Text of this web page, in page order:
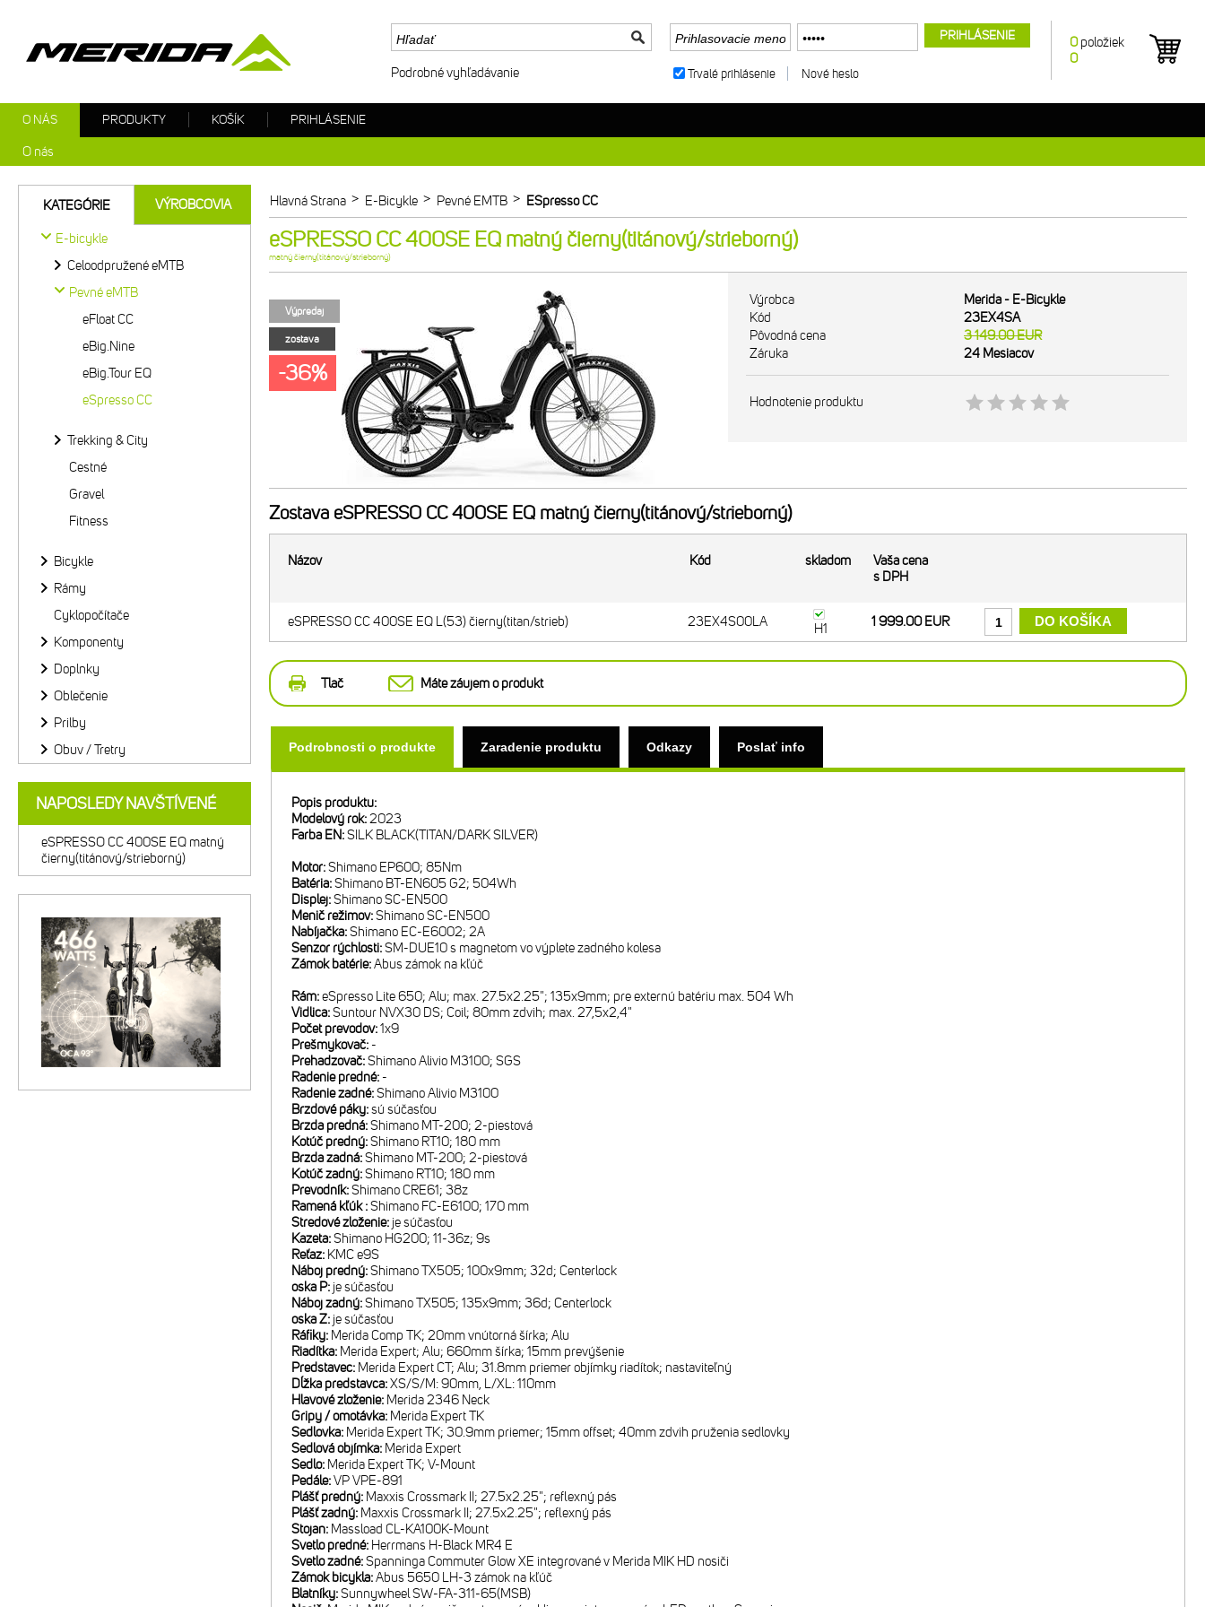
Hlavná Strana > E-Bicykle > Pevné EMTB > ESpresso CC
eSPRESSO CC 400SE EQ matný čierny(titánový/strieborný)
matný čierny(titánový/strieborný)
Výpredaj
zostava
-36%
Výrobca
Merida - E-Bicykle
Kód
23EX4SA
Pôvodná cena
3 149.00EUR
Záruka
24 Mesiacov
Hodnotenie produktu
Zostava eSPRESSO CC 400SE EQ matný čierny(titánový/strieborný)
Názov Kód skladom
Vaša cena
s DPH
eSPRESSO CC 400SE EQ L(53) čierny(titan/strieb) 23EX4S00LA H1 1 999.00 EUR
Tlač Máte záujem o produkt
Podrobnosti o produkte Zaradenie produktu Odkazy Poslať info
Popis produktu:
Modelový rok:2023
Farba EN:SILK BLACK(TITAN/DARK SILVER)
Motor:Shimano EP600; 85Nm
Batéria:Shimano BT-EN605 G2; 504Wh
Displej:Shimano SC-EN500
Menič režimov:Shimano SC-EN500
Nabíjačka:Shimano EC-E6002; 2A
Senzor rýchlosti:SM-DUE10 s magnetom vo výplete zadného kolesa
Zámok batérie:Abus zámok na kľúč
Rám:eSpresso Lite 650; Alu; max. 27.5x2.25"; 135x9mm; pre externú batériu max. 504 Wh
Vidlica:Suntour NVX30 DS; Coil; 80mm zdvih; max. 27,5x2,4"
Počet prevodov:1x9
Prešmykovač: -
Prehadzovač:Shimano Alivio M3100; SGS
Radenie predné: -
Radenie zadné:Shimano Alivio M3100
Brzdové páky:sú súčasťou
Brzda predná:Shimano MT-200; 2-piestová
Kotúč predný:Shimano RT10; 180 mm
Brzda zadná:Shimano MT-200; 2-piestová
Kotúč zadný:Shimano RT10; 180 mm
Prevodník:Shimano CRE61; 38z
Ramená kľúk :Shimano FC-E6100; 170 mm
Stredové zloženie: je súčasťou
Kazeta:Shimano HG200; 11-36z; 9s
Reťaz: KMC e9S
Náboj predný:Shimano TX505; 100x9mm; 32d; Centerlock
oska P: je súčasťou
Náboj zadný:Shimano TX505; 135x9mm; 36d; Centerlock
oska Z: je súčasťou
Ráfiky: Merida Comp TK; 20mm vnútorná šírka; Alu
Riadítka: Merida Expert; Alu; 660mm šírka; 15mm prevýšenie
Predstavec: Merida Expert CT; Alu; 31.8mm priemer objímky riadítok; nastaviteľný
Dĺžka predstavca:XS/S/M: 90mm, L/XL: 110mm
Hlavové zloženie: Merida 2346 Neck
Gripy / omotávka: Merida Expert TK
Sedlovka: Merida Expert TK; 30.9mm priemer; 15mm offset; 40mm zdvih pruženia sedlovky
Sedlová objímka: Merida Expert
Sedlo: Merida Expert TK; V-Mount
Pedále:VP VPE-891
Plášť predný: Maxxis Crossmark II; 27.5x2.25"; reflexný pás
Plášť zadný: Maxxis Crossmark II; 27.5x2.25"; reflexný pás
Stojan: Massload CL-KA100K-Mount
Svetlo predné: Herrmans H-Black MR4 E
Svetlo zadné:Spanninga Commuter Glow XE integrované v Merida MIK HD nosiči
Zámok bicykla:Abus 5650 LH-3 zámok na kľúč
Blatníky:Sunnywheel SW-FA-311-65(MSB)
KATEGÓRIE VÝROBCOVIA
E-bicykle
Celoodpružené eMTB
Pevné eMTB
eFloat CC
eBig.Nine
eBig.Tour EQ
eSpresso CC
Trekking & City
Cestné
Gravel
Fitness
Bicykle
Rámy
Cyklopočítače
Komponenty
Doplnky
Oblečenie
Prilby
Obuv / Tretry
NAPOSLEDY NAVŠTÍVENÉ
eSPRESSO CC 400SE EQ matný
čierny(titánový/strieborný)
Podrobné vyhľadávanie
O NÁS
O nás
PRODUKTY KOŠÍK PRIHLÁSENIE
0 položiek
0
PRIHLÁSENIE
Trvalé prihlásenie Nové heslo